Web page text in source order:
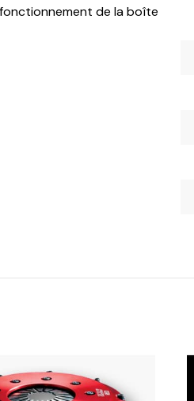
de la boîte